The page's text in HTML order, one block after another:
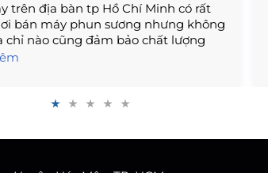
trên địa bàn tp Hồ Chí Minh có rất
bán máy phun sương nhưng không
chỉ nào cũng đảm bảo chất lượng
chí nếu không tìm hiểu kỹ sẽ dễ
giá rẻ nhất, bạn nên tham khảo